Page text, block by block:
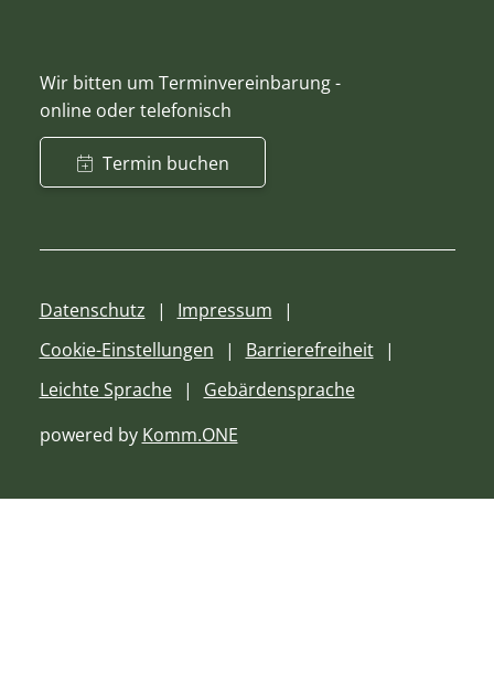
Wir bitten um Terminvereinbarung -
online oder telefonisch
Termin buchen
Datenschutz
Impressum
Cookie-Einstellungen
Barrierefreiheit
Leichte Sprache
Gebärdensprache
powered by Komm.ONE